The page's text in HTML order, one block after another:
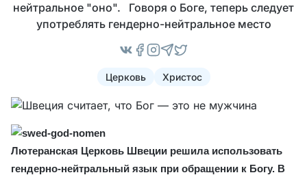
нейтральное "оно". Говоря о Боге, теперь следует
употреблять гендерно-нейтральное место
Церковь Христос
Лютеранская Церковь Швеции решила использовать
гендерно-нейтральный язык при обращении к Богу. В